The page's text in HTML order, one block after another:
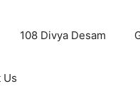
108 Divya Desam
Us